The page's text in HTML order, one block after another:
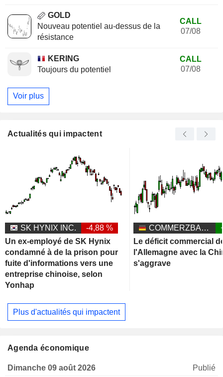
GOLD
Nouveau potentiel au-dessus de la
résistance
CALL
07/08
KERING
Toujours du potentiel
CALL
07/08
Voir plus
Actualités qui impactent
SK HYNIX INC.
-4,88 %
Un ex-employé de SK Hynix
condamné à de la prison pour
fuite d'informations vers une
entreprise chinoise, selon
Yonhap
COMMERZBANK AG
Le déficit commercial
l'Allemagne avec la
s'aggrave
Plus d'actualités qui impactent
Agenda économique
Dimanche 09 août 2026 Publié